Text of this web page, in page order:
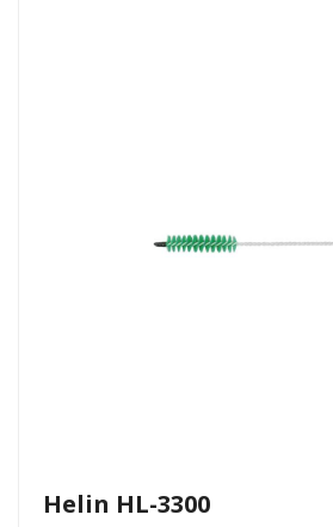
Helin HL-3300